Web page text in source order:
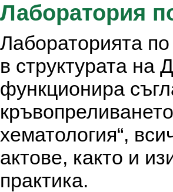
Лаборатория
Лабораторията
в структурата на
функционира
хематология“,
актове, както и
практика.